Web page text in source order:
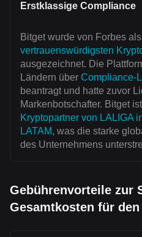
Erstklassige Compliance
Bitget wurde von Forbes
vertrauenswürdigsten
ausgezeichnet. Die
Ländern über Compliance-
beantragt und hatte zuvor
Markenbotschafter. Bitget
Kryptopartner von LALIGA
LATAM, was die starke
des Unternehmens
Gebührenvorteile zur
Gesamtkosten für